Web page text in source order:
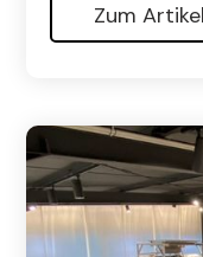
Zum Artikel